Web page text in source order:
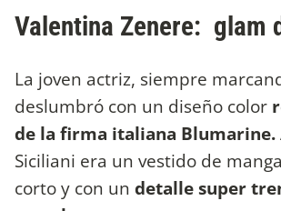
Valentina Zenere: glam
La joven actriz, siempre
deslumbró con un diseño color
de la firma italiana Blumarine.
Siciliani era un vestido de
corto y con un detalle super